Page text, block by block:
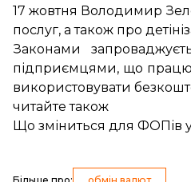
17 жовтня Володимир
послуг, а також про
Законами
підприємцями, що
використовувати
читайте також
Що зміниться для ФОПів